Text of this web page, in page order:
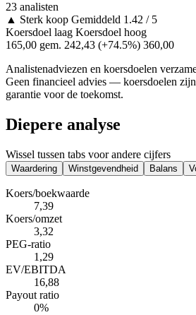
23 analisten
▲ Sterk koop Gemiddeld 1.42 / 5
Koersdoel laag Koersdoel hoog
165,00 gem. 242,43 (+74.5%) 360,00
Analistenadviezen en koersdoelen
Geen financieel advies — koersdoelen zijn
garantie voor de toekomst.
Diepere analyse
Wissel tussen tabs voor andere cijfers
Waardering Winstgevendheid Balans
Koers/boekwaarde
7,39
Koers/omzet
3,32
PEG-ratio
1,29
EV/EBITDA
16,88
Payout ratio
0%